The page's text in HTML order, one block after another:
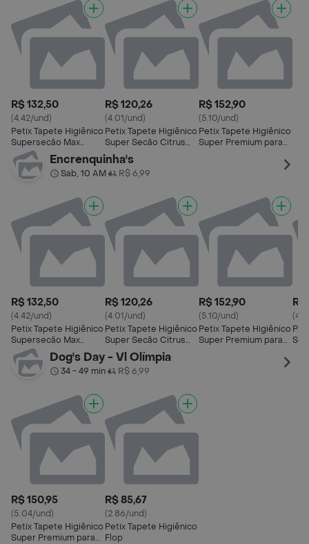
R$ 132,50
(4.42/und)
Petix Tapete Higiênico
Supersecão Max
Citrus
R$ 120,26
(4.01/und)
Petix Tapete Higiênico
Super Secão Citrus
para Cães
R$ 152,90
(5.10/und)
Petix Tapete Higiênico
Super Premium para
Encrenquinha's
Sab, 10 AM• R$ 6,99
R$ 132,50
(4.42/und)
Petix Tapete Higiênico
Supersecão Max
Citrus
R$ 120,26
(4.01/und)
Petix Tapete Higiênico
Super Secão Citrus
para Cães
R$ 152,90
(5.10/und)
Petix Tapete Higiênico
Super Premium para
R$
Dog's Day - Vl Olímpia
34 - 49 min• R$ 6,99
R$ 150,95
(5.04/und)
Petix Tapete Higiênico
Super Premium para
R$ 85,67
(2.86/und)
Petix Tapete Higiênico
Flop